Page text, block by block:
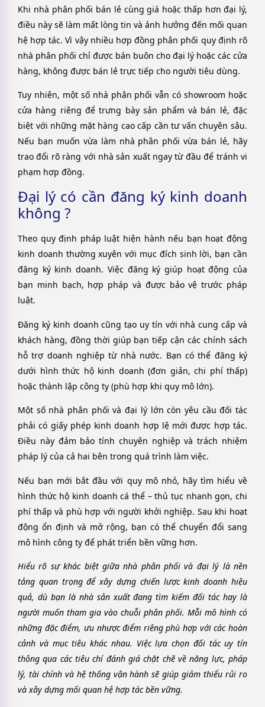
Khi nhà phân phối bán lẻ cùng giá hoặc thấp hơn đại lý,
điều này sẽ làm mất lòng tin và ảnh hưởng đến mối quan
hệ hợp tác. Vì vậy nhiều hợp đồng phân phối quy định rõ
nhà phân phối chỉ được bán buôn cho đại lý hoặc các cửa
hàng, không được bán lẻ trực tiếp cho người tiêu dùng.
Tuy nhiên, một số nhà phân phối vẫn có showroom hoặc
cửa hàng riêng để trưng bày sản phẩm và bán lẻ, đặc
biệt với những mặt hàng cao cấp cần tư vấn chuyên sâu.
Nếu bạn muốn vừa làm nhà phân phối vừa bán lẻ, hãy
trao đổi rõ ràng với nhà sản xuất ngay từ đầu để tránh vi
phạm hợp đồng.
Đại lý có cần đăng ký kinh doanh
không ?
Theo quy định pháp luật hiện hành nếu bạn hoạt động
kinh doanh thường xuyên với mục đích sinh lời, bạn cần
đăng ký kinh doanh. Việc đăng ký giúp hoạt động của
bạn minh bạch, hợp pháp và được bảo vệ trước pháp
luật.
Đăng ký kinh doanh cũng tạo uy tín với nhà cung cấp và
khách hàng, đồng thời giúp bạn tiếp cận các chính sách
hỗ trợ doanh nghiệp từ nhà nước. Bạn có thể đăng ký
dưới hình thức hộ kinh doanh (đơn giản, chi phí thấp)
hoặc thành lập công ty (phù hợp khi quy mô lớn).
Một số nhà phân phối và đại lý lớn còn yêu cầu đối tác
phải có giấy phép kinh doanh hợp lệ mới được hợp tác.
Điều này đảm bảo tính chuyên nghiệp và trách nhiệm
pháp lý của cả hai bên trong quá trình làm việc.
Nếu bạn mới bắt đầu với quy mô nhỏ, hãy tìm hiểu về
hình thức hộ kinh doanh cá thể – thủ tục nhanh gọn, chi
phí thấp và phù hợp với người khởi nghiệp. Sau khi hoạt
động ổn định và mở rộng, bạn có thể chuyển đổi sang
mô hình công ty để phát triển bền vững hơn.
Hiểu rõ sự khác biệt giữa nhà phân phối và đại lý là nền
tảng quan trọng để xây dựng chiến lược kinh doanh hiệu
quả, dù bạn là nhà sản xuất đang tìm kiếm đối tác hay là
người muốn tham gia vào chuỗi phân phối. Mỗi mô hình có
những đặc điểm, ưu nhược điểm riêng phù hợp với các hoàn
cảnh và mục tiêu khác nhau. Việc lựa chọn đối tác uy tín
thông qua các tiêu chí đánh giá chặt chẽ về năng lực, pháp
lý, tài chính và hệ thống vận hành sẽ giúp giảm thiểu rủi ro
và xây dựng mối quan hệ hợp tác bền vững.